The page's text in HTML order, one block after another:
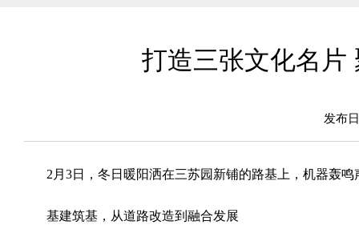
打造三张文化名片
发布
2月3日，冬日暖阳洒在三苏园新铺的路基上，机器轰
基建筑基，从道路改造到融合发展